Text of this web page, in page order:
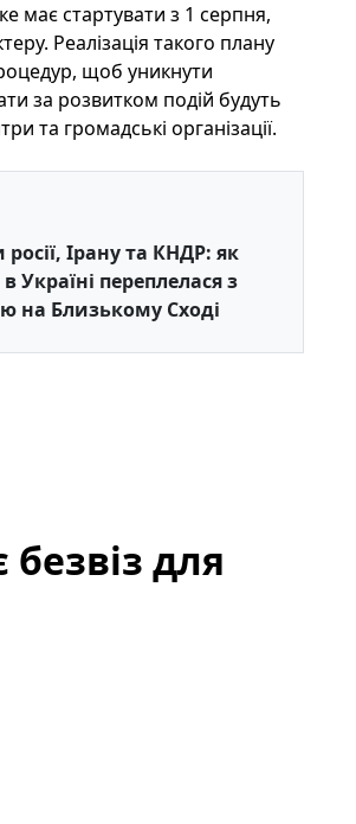
має стартувати з 1 серпня,
Реалізація такого плану
щоб уникнути
за розвитком подій будуть
та громадські організації.
Ірану та КНДР: як
Україні переплелася з
на Близькому Сході
для